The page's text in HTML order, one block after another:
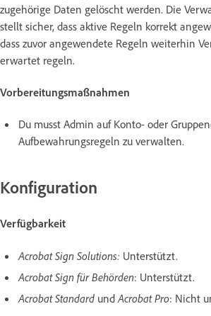
zugehörige Daten gelöscht werden. Die
stellt sicher, dass aktive Regeln korrekt
dass zuvor angewendete Regeln weiterhin
erwartet regeln.
Vorbereitungsmaßnahmen
Du musst Admin auf Konto- oder
Aufbewahrungsregeln zu verwalten.
Konfiguration
Verfügbarkeit
Acrobat Sign Solutions: Unterstützt.
Acrobat Sign für Behörden: Unterstützt.
Acrobat Standard und Acrobat Pro: Nicht